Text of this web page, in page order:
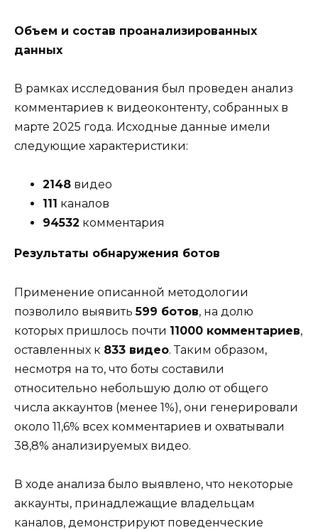
Объем и состав проанализированных
данных
В рамках исследования был проведен анализ
комментариев к видеоконтенту, собранных в
марте 2025 года. Исходные данные имели
следующие характеристики:
2148 видео
111 каналов
94532 комментария
Результаты обнаружения ботов
Применение описанной методологии
позволило выявить599 ботов, на долю
которых пришлось почти 11000 комментариев,
оставленных к 833 видео. Таким образом,
несмотря на то, что боты составили
относительно небольшую долю от общего
числа аккаунтов (менее 1%), они генерировали
около 11,6% всех комментариев и охватывали
38,8% анализируемых видео.
В ходе анализа было выявлено, что некоторые
аккаунты, принадлежащие владельцам
каналов, демонстрируют поведенческие